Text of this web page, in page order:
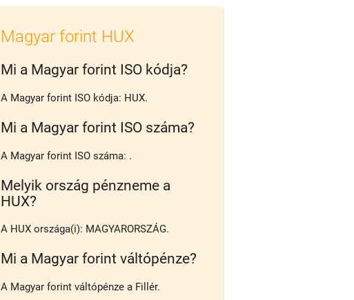
Magyar forint HUX
Mi a Magyar forint ISO kódja?
A Magyar forint ISO kódja: HUX.
Mi a Magyar forint ISO száma?
A Magyar forint ISO száma: .
Melyik ország pénzneme a
HUX?
A HUX országa(i): MAGYARORSZÁG.
Mi a Magyar forint váltópénze?
A Magyar forint váltópénze a Fillér.